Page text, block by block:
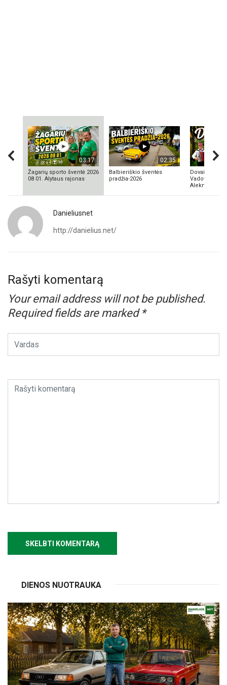
03:17
Žagarių sporto šventė 2026
08 01. Alytaus rajonas
02:35
Balbieriškio šventės
pradžia-2026
Dovainonių
Vadovas
Aleknavičius
Danieliusnet
http://danielius.net/
Rašyti komentarą
Your email address will not be published.
Required fields are marked *
DIENOS NUOTRAUKA